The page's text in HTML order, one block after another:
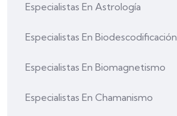
Especialistas En Astrología
Especialistas En Biodescodificación
Especialistas En Biomagnetismo
Especialistas En Chamanismo